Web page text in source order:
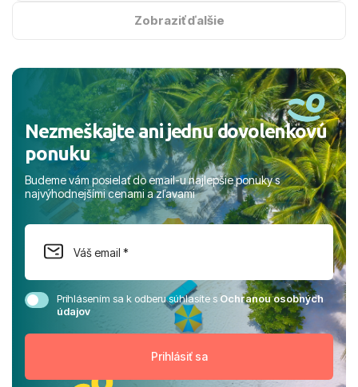
s hviezdičkou. ​Už teraz sa tešíme, kam s nami vyrazíte
Zobraziť ďalšie
Nezmeškajte ani jednu dovolenkovú
ponuku
Budeme vám posielať do email-u najlepšie ponuky s
najvýhodnejšími cenami a zľavami
Prihlásením sa k odberu súhlasíte sOchranou osobných
údajov